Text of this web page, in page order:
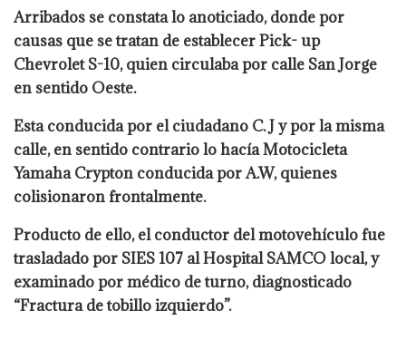
Arribados se constata lo anoticiado, donde por
causas que se tratan de establecer Pick- up
Chevrolet S-10, quien circulaba por calle San Jorge
en sentido Oeste.
Esta conducida por el ciudadano C. J y por la misma
calle, en sentido contrario lo hacía Motocicleta
Yamaha Crypton conducida por A.W, quienes
colisionaron frontalmente.
Producto de ello, el conductor del motovehículo fue
trasladado por SIES 107 al Hospital SAMCO local, y
examinado por médico de turno, diagnosticado
“Fractura de tobillo izquierdo”.